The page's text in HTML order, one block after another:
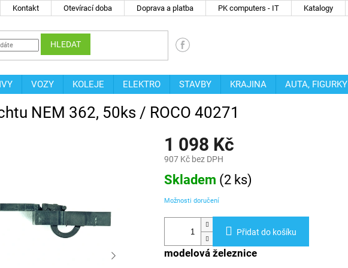
Kontakt Otevírací doba Doprava a platba PK computers - IT Katalogy
HLEDAT
VOZY KOLEJE ELEKTRO STAVBY KRAJINA AUTA, FIGURKY
NEM 362, 50ks / ROCO 40271
1 098 Kč
907 Kč bez DPH
Měrná
cena:
Skladem (2 ks)
Možnosti doručení
Přidat do košíku
modelová železnice